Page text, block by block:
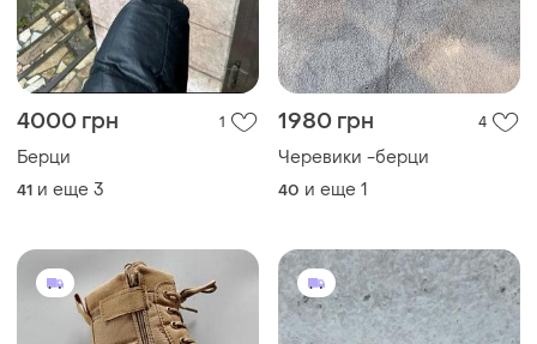
4000 грн 1
Берци
41 и еще 3
1980 грн 4
Черевики -берци
40 и еще 1